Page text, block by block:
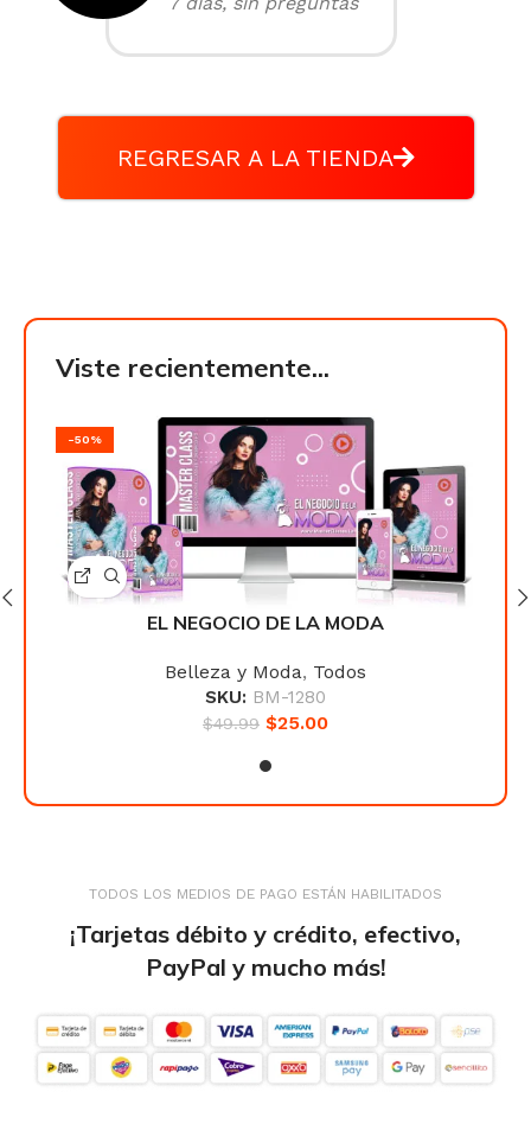
REGRESAR A LA TIENDA
Viste recientemente...
-50%
EL NEGOCIO DE LA MODA
Belleza y Moda, Todos
SKU: BM-1280
$49.99 $25.00
TODOS LOS MEDIOS DE PAGO ESTÁN HABILITADOS
¡Tarjetas débito y crédito, efectivo,
PayPal y mucho más!